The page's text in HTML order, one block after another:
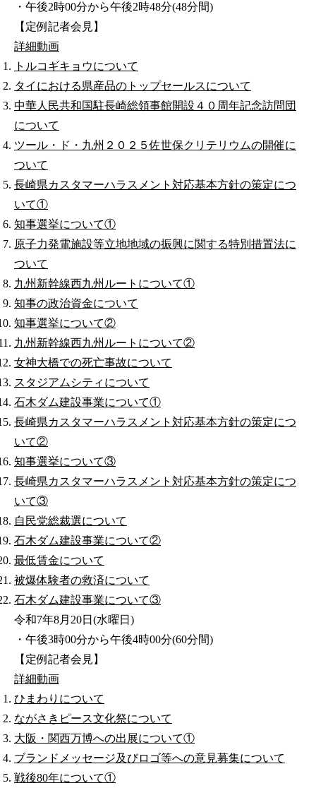
・午後2時00分から午後2時48分(48分間)
【定例記者会見】
詳細動画
トルコギキョウについて
タイにおける県産品のトップセールスについて
中華人民共和国駐長崎総領事館開設４０周年記念訪問団
について
ツール・ド・九州２０２５佐世保クリテリウムの開催に
ついて
長崎県カスタマーハラスメント対応基本方針の策定につ
いて①
知事選挙について①
原子力発電施設等立地地域の振興に関する特別措置法に
ついて
九州新幹線西九州ルートについて①
知事の政治資金について
知事選挙について②
九州新幹線西九州ルートについて②
女神大橋での死亡事故について
スタジアムシティについて
石木ダム建設事業について①
長崎県カスタマーハラスメント対応基本方針の策定につ
いて②
知事選挙について③
長崎県カスタマーハラスメント対応基本方針の策定につ
いて③
自民党総裁選について
石木ダム建設事業について②
最低賃金について
被爆体験者の救済について
石木ダム建設事業について③
令和7年8月20日(水曜日)
・午後3時00分から午後4時00分(60分間)
【定例記者会見】
詳細動画
ひまわりについて
ながさきピース文化祭について
大阪・関西万博への出展について①
ブランドメッセージ及びロゴ等への意見募集について
戦後80年について①